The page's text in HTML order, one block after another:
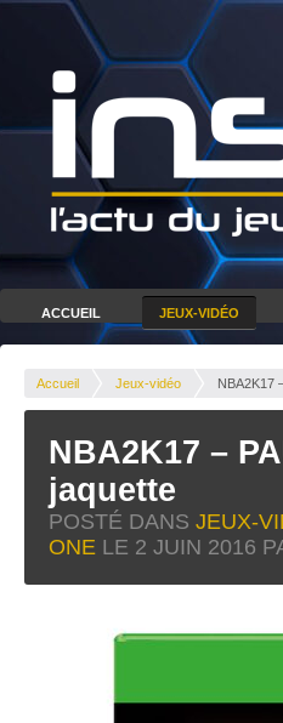
ACCUEIL JEUX-VIDÉO
Accueil Jeux-vidéo NBA2K17
NBA2K17 –
jaquette
POSTÉ DANS JEUX-
ONE LE 2 JUIN 2016